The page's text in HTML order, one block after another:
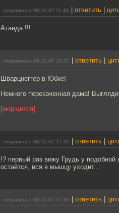
отправлено 08.10.07 11:46 ответить
Атанда !!!
отправлено 08.10.07 15:07 ответить
Шварцнеггер в Юбке!
Немного перекаченная дама!
[морщится]
отправлено 08.10.07 17:32 ответить
!? первый раз вижу Грудь у
остаётся, вся в мышцу уходит...
отправлено 08.10.07 17:36 ответить